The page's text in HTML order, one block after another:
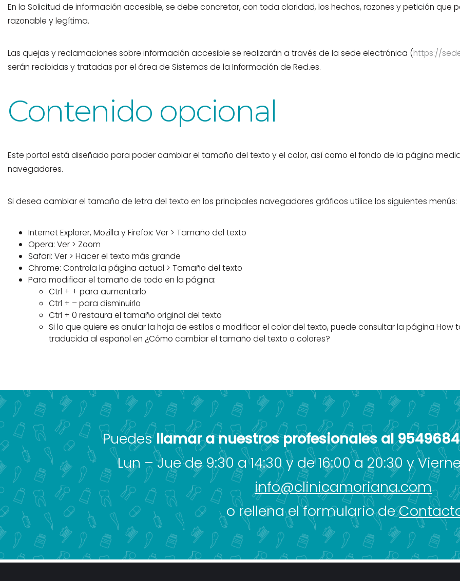
En la Solicitud de información accesible, se debe concretar, con toda claridad, los hechos, razones y petición
razonable y legítima.
Las quejas y reclamaciones sobre información accesible se realizarán a través de la sede electrónica (https://
serán recibidas y tratadas por el área de Sistemas de la Información de Red.es.
Contenido opcional
Este portal está diseñado para poder cambiar el tamaño del texto y el color, así como el fondo de la página
navegadores.
Si desea cambiar el tamaño de letra del texto en los principales navegadores gráficos utilice los siguientes menús:
Internet Explorer, Mozilla y Firefox: Ver > Tamaño del texto
Opera: Ver > Zoom
Safari: Ver > Hacer el texto más grande
Chrome: Controla la página actual > Tamaño del texto
Para modificar el tamaño de todo en la página:
Ctrl + + para aumentarlo
Ctrl + – para disminuirlo
Ctrl + 0 restaura el tamaño original del texto
Si lo que quiere es anular la hoja de estilos o modificar el color del texto, puede consultar la página How
traducida al español en ¿Cómo cambiar el tamaño del texto o colores?
Puedesllamar a nuestros profesionales al
Lun – Jue de 9:30 a 14:30 y de 16:00 a 20:30 y
info@clinicamoriana.com
o rellena el formulario de